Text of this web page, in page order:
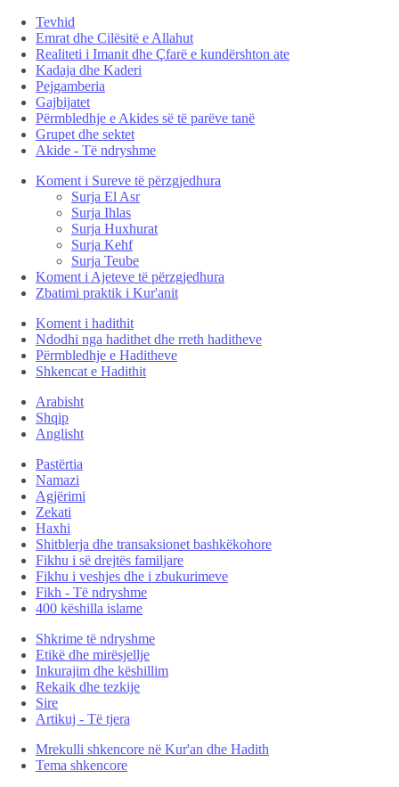
Tevhid
Emrat dhe Cilësitë e Allahut
Realiteti i Imanit dhe Çfarë e kundërshton ate
Kadaja dhe Kaderi
Pejgamberia
Gajbijatet
Përmbledhje e Akides së të parëve tanë
Grupet dhe sektet
Akide - Të ndryshme
Koment i Sureve të përzgjedhura
Surja El Asr
Surja Ihlas
Surja Huxhurat
Surja Kehf
Surja Teube
Koment i Ajeteve të përzgjedhura
Zbatimi praktik i Kur'anit
Koment i hadithit
Ndodhi nga hadithet dhe rreth haditheve
Përmbledhje e Haditheve
Shkencat e Hadithit
Arabisht
Shqip
Anglisht
Pastërtia
Namazi
Agjërimi
Zekati
Haxhi
Shitblerja dhe transaksionet bashkëkohore
Fikhu i së drejtës familjare
Fikhu i veshjes dhe i zbukurimeve
Fikh - Të ndryshme
400 këshilla islame
Shkrime të ndryshme
Etikë dhe mirësjellje
Inkurajim dhe këshillim
Rekaik dhe tezkije
Sire
Artikuj - Të tjera
Mrekulli shkencore në Kur'an dhe Hadith
Tema shkencore